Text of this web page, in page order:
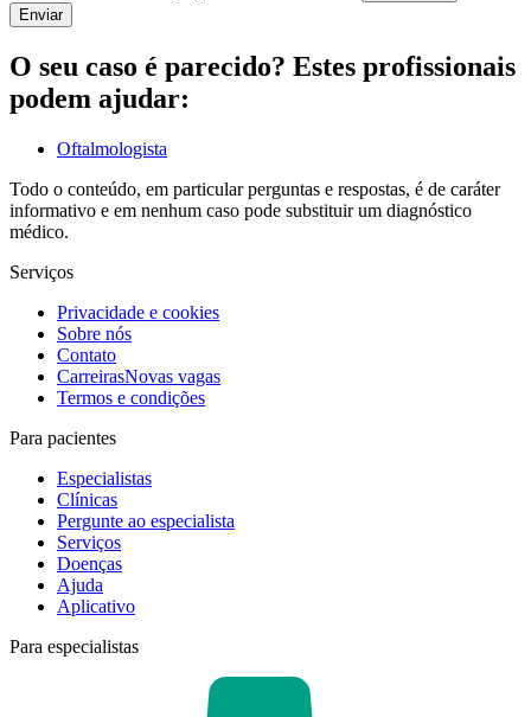
Enviar
O seu caso é parecido? Estes profissionais
podem ajudar:
Oftalmologista
Todo o conteúdo, em particular perguntas e respostas, é de caráter
informativo e em nenhum caso pode substituir um diagnóstico
médico.
Serviços
Privacidade e cookies
Sobre nós
Contato
CarreirasNovas vagas
Termos e condições
Para pacientes
Especialistas
Clínicas
Pergunte ao especialista
Serviços
Doenças
Ajuda
Aplicativo
Para especialistas